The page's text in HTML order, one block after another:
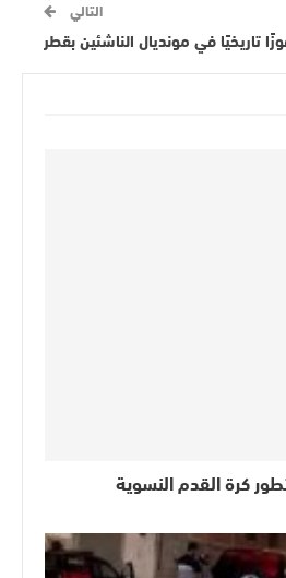
التالي
كرة القدم النسوية